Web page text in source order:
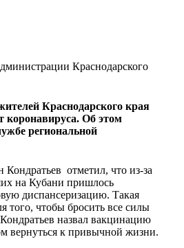
Краснодарского
Краснодарского края
коронавируса. Об этом
региональной
отметил, что из-за
на Кубани пришлось
диспансеризацию. Такая
того, чтобы бросить все силы
назвал вакцинацию
вернуться к привычной жизни.